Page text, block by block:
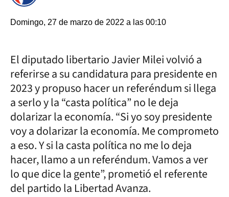
Domingo, 27 de marzo de 2022 a las 00:10
El diputado libertario Javier Milei volvió a
referirse a su candidatura para presidente en
2023 y propuso hacer un referéndum si llega
a serlo y la “casta política” no le deja
dolarizar la economía. “Si yo soy presidente
voy a dolarizar la economía. Me comprometo
a eso. Y si la casta política no me lo deja
hacer, llamo a un referéndum. Vamos a ver
lo que dice la gente”, prometió el referente
del partido la Libertad Avanza.